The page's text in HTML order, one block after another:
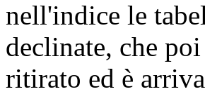
nell'indice le
declinate, che
ritirato ed è